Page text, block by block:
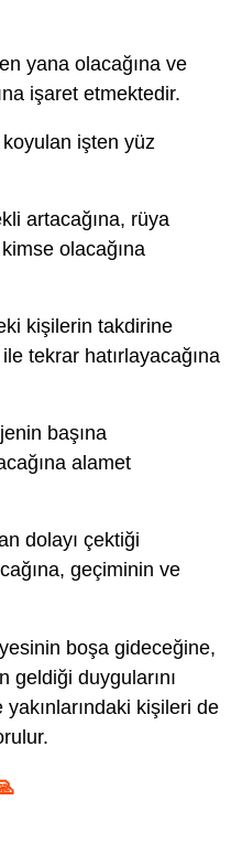
yana olacağına ve
işaret etmektedir.
işten yüz
artacağına, rüya
olacağına
kişilerin takdirine
tekrar hatırlayacağına
başına
alamet
dolayı çektiği
geçiminin ve
boşa gideceğine,
geldiği duygularını
kişileri de